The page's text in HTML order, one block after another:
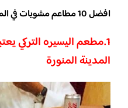
افضل 10 مطاعم مشويات في المدينة المنورة
1.مطعم اليسيره التركي
المدينة المنورة